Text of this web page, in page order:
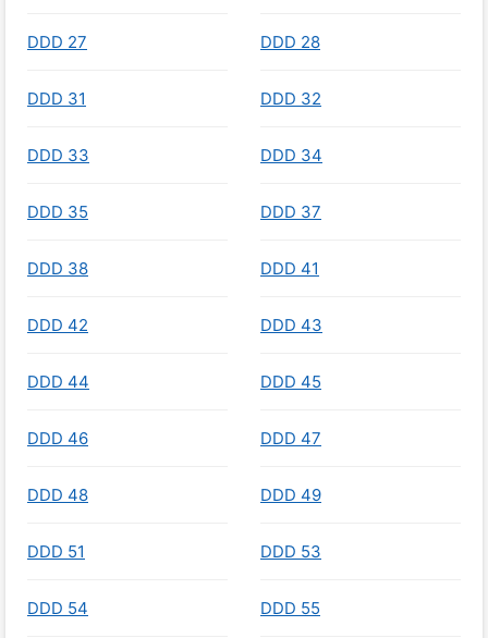
DDD 27 DDD 28
DDD 31 DDD 32
DDD 33 DDD 34
DDD 35 DDD 37
DDD 38 DDD 41
DDD 42 DDD 43
DDD 44 DDD 45
DDD 46 DDD 47
DDD 48 DDD 49
DDD 51 DDD 53
DDD 54 DDD 55